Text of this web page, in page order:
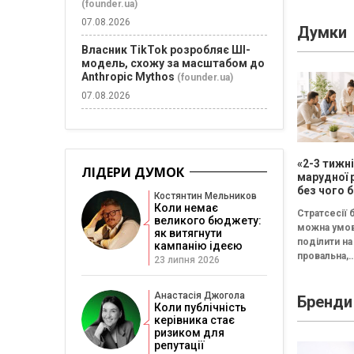
Думки
«2-3 тижні
марудної
без чого
Стратсесії
можна
поділити
провальна,
Провальна
«рефлексія
Бренди
(founder.ua)
07.08.2026
Власник TikTok розробляє ШІ-
модель, схожу за масштабом до
Anthropic Mythos (founder.ua)
07.08.2026
ЛІДЕРИ ДУМОК
Костянтин Мельников
Коли немає
великого бюджету:
як витягнути
кампанію ідеєю
23 липня 2026
Анастасія Джогола
Коли публічність
керівника стає
ризиком для
репутації